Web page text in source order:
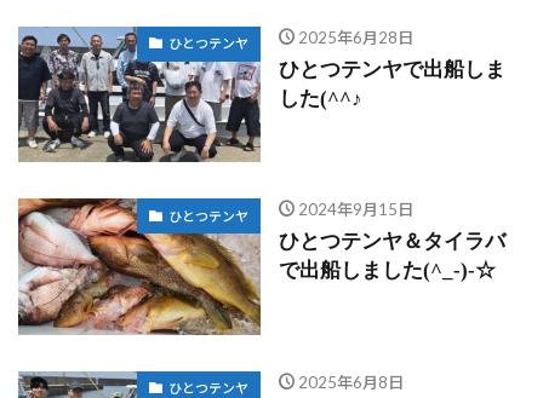
ひとつテンヤ 2025年6月28日
ひとつテンヤで出船しま
した(^^♪
ひとつテンヤ 2024年9月15日
ひとつテンヤ＆タイラバ
で出船しました(^_-)-☆
ひとつテンヤ 2025年6月8日